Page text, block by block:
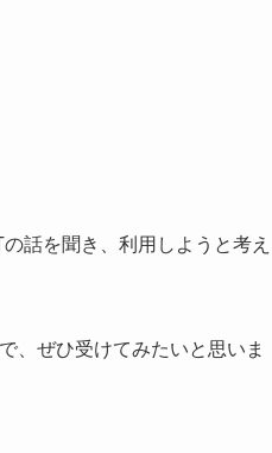
話を聞き、利用しようと考え
、ぜひ受けてみたいと思いま